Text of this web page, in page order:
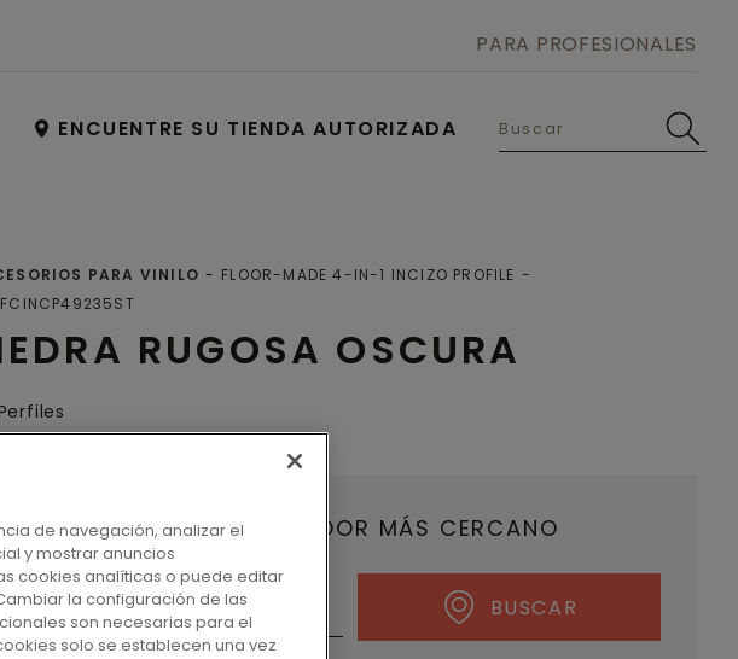
ENCUENTRE SU TIENDA AUTORIZADA
PARA PROFESIONALES
RUGOSA OSCURA
PARA VINILO
FLOOR-MADE 4-IN-1 INCIZO PROFILE
LOCALICE SU DISTRIBUIDOR MÁS CERCANO
BUSCAR
de navegación, analizar el
y mostrar anuncios
cookies analíticas o puede editar
la configuración de las
son necesarias para el
solo se establecen una vez